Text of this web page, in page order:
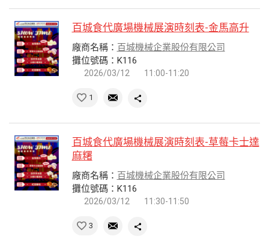
百城食代廣場機械展演時刻表-金馬高升
廠商名稱： 百城機械企業股份有限公司
攤位號碼：K116
2026/03/12 11:00-11:20
1
百城食代廣場機械展演時刻表-草莓卡士達
麻糬
廠商名稱： 百城機械企業股份有限公司
攤位號碼：K116
2026/03/12 11:30-11:50
3